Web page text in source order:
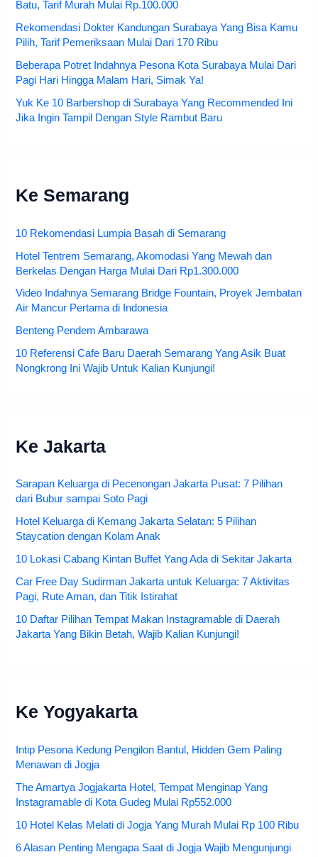
Batu, Tarif Murah Mulai Rp.100.000
Rekomendasi Dokter Kandungan Surabaya Yang Bisa Kamu
Pilih, Tarif Pemeriksaan Mulai Dari 170 Ribu
Beberapa Potret Indahnya Pesona Kota Surabaya Mulai Dari
Pagi Hari Hingga Malam Hari, Simak Ya!
Yuk Ke 10 Barbershop di Surabaya Yang Recommended Ini
Jika Ingin Tampil Dengan Style Rambut Baru
Ke Semarang
10 Rekomendasi Lumpia Basah di Semarang
Hotel Tentrem Semarang, Akomodasi Yang Mewah dan
Berkelas Dengan Harga Mulai Dari Rp1.300.000
Video Indahnya Semarang Bridge Fountain, Proyek Jembatan
Air Mancur Pertama di Indonesia
Benteng Pendem Ambarawa
10 Referensi Cafe Baru Daerah Semarang Yang Asik Buat
Nongkrong Ini Wajib Untuk Kalian Kunjungi!
Ke Jakarta
Sarapan Keluarga di Pecenongan Jakarta Pusat: 7 Pilihan
dari Bubur sampai Soto Pagi
Hotel Keluarga di Kemang Jakarta Selatan: 5 Pilihan
Staycation dengan Kolam Anak
10 Lokasi Cabang Kintan Buffet Yang Ada di Sekitar Jakarta
Car Free Day Sudirman Jakarta untuk Keluarga: 7 Aktivitas
Pagi, Rute Aman, dan Titik Istirahat
10 Daftar Pilihan Tempat Makan Instagramable di Daerah
Jakarta Yang Bikin Betah, Wajib Kalian Kunjungi!
Ke Yogyakarta
Intip Pesona Kedung Pengilon Bantul, Hidden Gem Paling
Menawan di Jogja
The Amartya Jogjakarta Hotel, Tempat Menginap Yang
Instagramable di Kota Gudeg Mulai Rp552.000
10 Hotel Kelas Melati di Jogja Yang Murah Mulai Rp 100 Ribu
6 Alasan Penting Mengapa Saat di Jogja Wajib Mengunjungi